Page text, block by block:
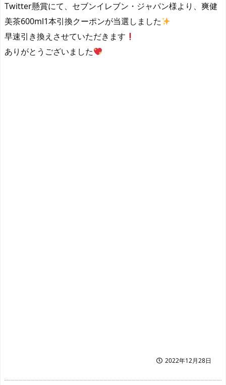
Twitter懸賞にて、セブンイレブン・ジャパン様より、爽健
美茶600ml1本引換クーポンが当選しました
早速引き換えさせていただきます
ありがとうございました
2022年12月28日